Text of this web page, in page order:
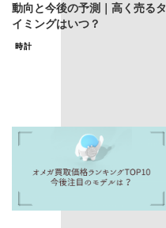
動向と今後の予測｜高く売るタ
イミングはいつ？
時計